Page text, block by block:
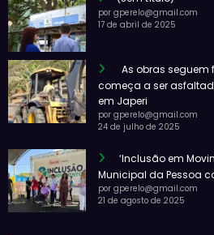
por gperelo@gmail.com
17 de abril de 2025
As obras seguem
começa a ser
em Japeri
por gperelo@gmail.com
24 de julho de 2025
‘Inclusão em
Municipal da Pessoa
por gperelo@gmail.com
21 de agosto de 2025